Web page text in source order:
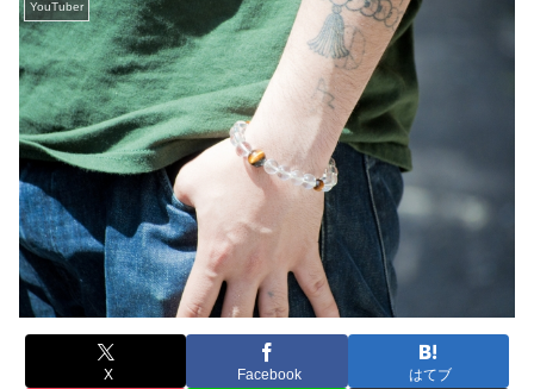
YouTuber
X Facebook はてブ